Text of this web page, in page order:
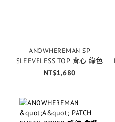
ANOWHEREMAN SP
SLEEVELESS TOP 背心 綠色
NT$1,680